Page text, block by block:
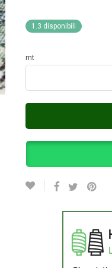
1.3 disponibili
mt